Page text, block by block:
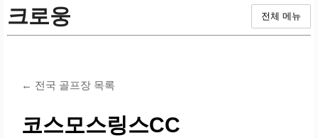
크로웅 전체 메뉴
← 전국 골프장 목록
코스모스링스CC